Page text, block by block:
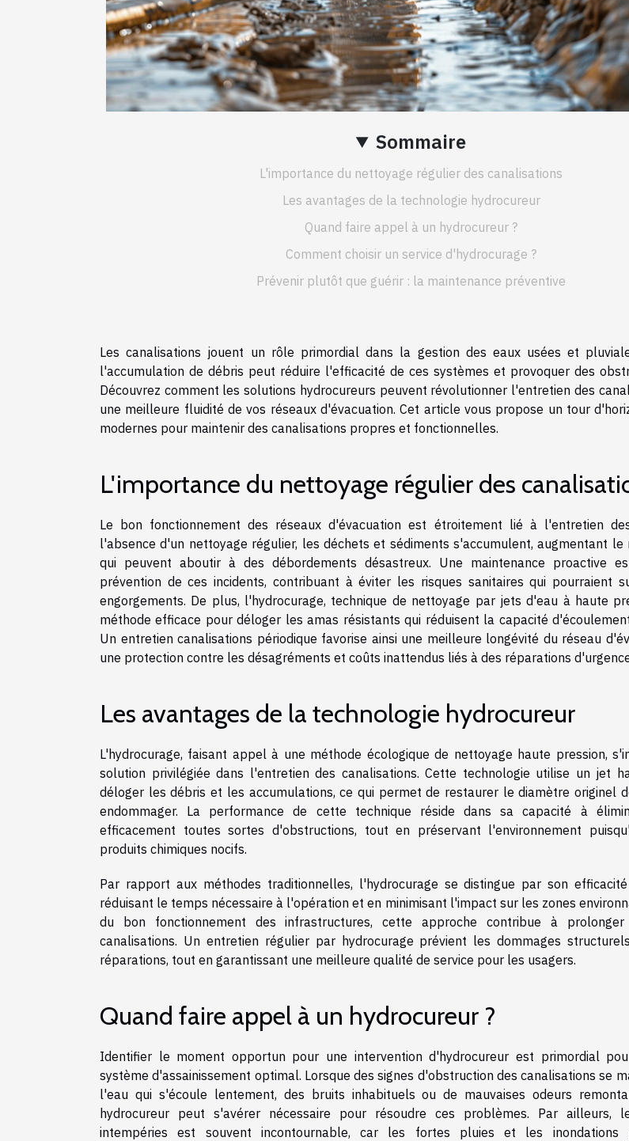
Sommaire
L'importance du nettoyage régulier des canalisations
Les avantages de la technologie hydrocureur
Quand faire appel à un hydrocureur ?
Comment choisir un service d'hydrocurage ?
Prévenir plutôt que guérir : la maintenance préventive
Les canalisations jouent un rôle primordial dans la gestion des eaux usées et
l'accumulation de débris peut réduire l'efficacité de ces systèmes et provoquer des
Découvrez comment les solutions hydrocureurs peuvent révolutionner l'entretien des
une meilleure fluidité de vos réseaux d'évacuation. Cet article vous propose un tour
modernes pour maintenir des canalisations propres et fonctionnelles.
L'importance du nettoyage régulier des
Le bon fonctionnement des réseaux d'évacuation est étroitement lié à l'entretien
l'absence d'un nettoyage régulier, les déchets et sédiments s'accumulent, augmentant le
qui peuvent aboutir à des débordements désastreux. Une maintenance proactive
prévention de ces incidents, contribuant à éviter les risques sanitaires qui pourraient
engorgements. De plus, l'hydrocurage, technique de nettoyage par jets d'eau à haute
méthode efficace pour déloger les amas résistants qui réduisent la capacité
Un entretien canalisations périodique favorise ainsi une meilleure longévité du réseau
une protection contre les désagréments et coûts inattendus liés à des réparations
Les avantages de la technologie hydrocureur
L'hydrocurage, faisant appel à une méthode écologique de nettoyage haute pression,
solution privilégiée dans l'entretien des canalisations. Cette technologie utilise un jet
déloger les débris et les accumulations, ce qui permet de restaurer le diamètre originel
endommager. La performance de cette technique réside dans sa capacité à
efficacement toutes sortes d'obstructions, tout en préservant l'environnement
produits chimiques nocifs.
Par rapport aux méthodes traditionnelles, l'hydrocurage se distingue par son
réduisant le temps nécessaire à l'opération et en minimisant l'impact sur les zones
du bon fonctionnement des infrastructures, cette approche contribue à
canalisations. Un entretien régulier par hydrocurage prévient les dommages
réparations, tout en garantissant une meilleure qualité de service pour les usagers.
Quand faire appel à un hydrocureur ?
Identifier le moment opportun pour une intervention d'hydrocureur est primordial
système d'assainissement optimal. Lorsque des signes d'obstruction des canalisations se
l'eau qui s'écoule lentement, des bruits inhabituels ou de mauvaises odeurs
hydrocureur peut s'avérer nécessaire pour résoudre ces problèmes. Par ailleurs,
intempéries est souvent incontournable, car les fortes pluies et les inondations